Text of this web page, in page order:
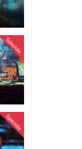
Speciale
Speciale